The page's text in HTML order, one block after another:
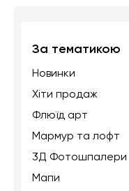
За тематикою
Новинки
Хіти продаж
Флюїд арт
Мармур та лофт
3Д Фотошпалери
Мапи